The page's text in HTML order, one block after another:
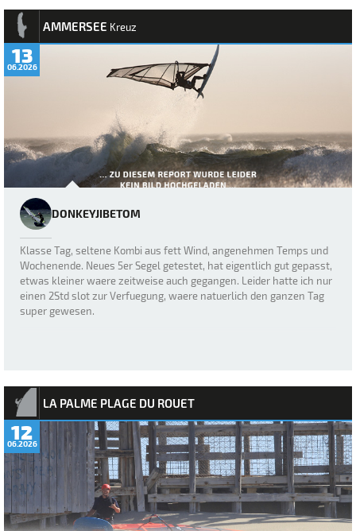
AMMERSEE Kreuz
13
06.2026
DONKEYJIBETOM
Klasse Tag, seltene Kombi aus fett Wind, angenehmen Temps und
Wochenende. Neues 5er Segel getestet, hat eigentlich gut gepasst,
etwas kleiner waere zeitweise auch gegangen. Leider hatte ich nur
einen 2Std slot zur Verfuegung, waere natuerlich den ganzen Tag
super gewesen.
LA PALME PLAGE DU ROUET
12
06.2026